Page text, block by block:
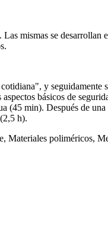
mismas se desarrollan
y seguidamente
básicos de
(45 min). Después de
h).
Materiales poliméricos,